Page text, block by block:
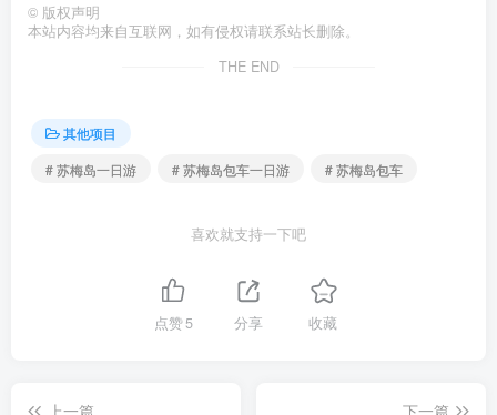
© 版权声明
本站内容均来自互联网，如有侵权请联系站长删除。
THE END
其他项目
# 苏梅岛一日游
# 苏梅岛包车一日游 # 苏梅岛包车
喜欢就支持一下吧
点赞5 分享 收藏
上一篇
下一篇